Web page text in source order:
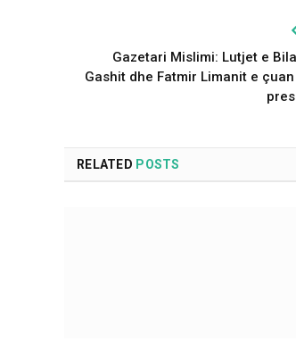
Gazetari Mislimi: Lutjet e
Gashit dhe Fatmir Limanit e
RELATED POSTS